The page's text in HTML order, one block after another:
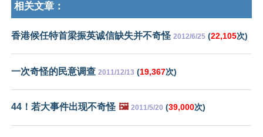
相关文章：
香港候任特首梁振英诚信缺失并不奇怪 2012/6/25 (22,105次)
一次奇怪的民意调查 2011/12/13 (19,367次)
44！若大事件出现不奇怪 🖼️ 2011/5/20 (39,000次)